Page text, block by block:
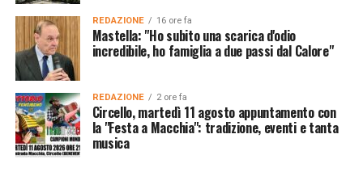
REDAZIONE 16 ore fa
Mastella: "Ho subito una scarica d'odio
incredibile, ho famiglia a due passi dal Calore"
REDAZIONE 2 ore fa
Circello, martedì 11 agosto appuntamento con
la "Festa a Macchia": tradizione, eventi e tanta
musica